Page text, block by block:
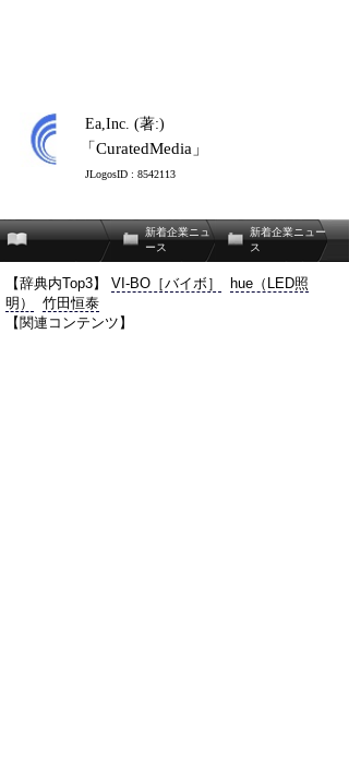
Ea,Inc. (著:)
「CuratedMedia」
JLogosID : 8542113
新着企業ニュ
ース
新着企業ニュー
ス
【辞典内Top3】 VI-BO［バイボ］
hue（LED照
明）
竹田恒泰
【関連コンテンツ】